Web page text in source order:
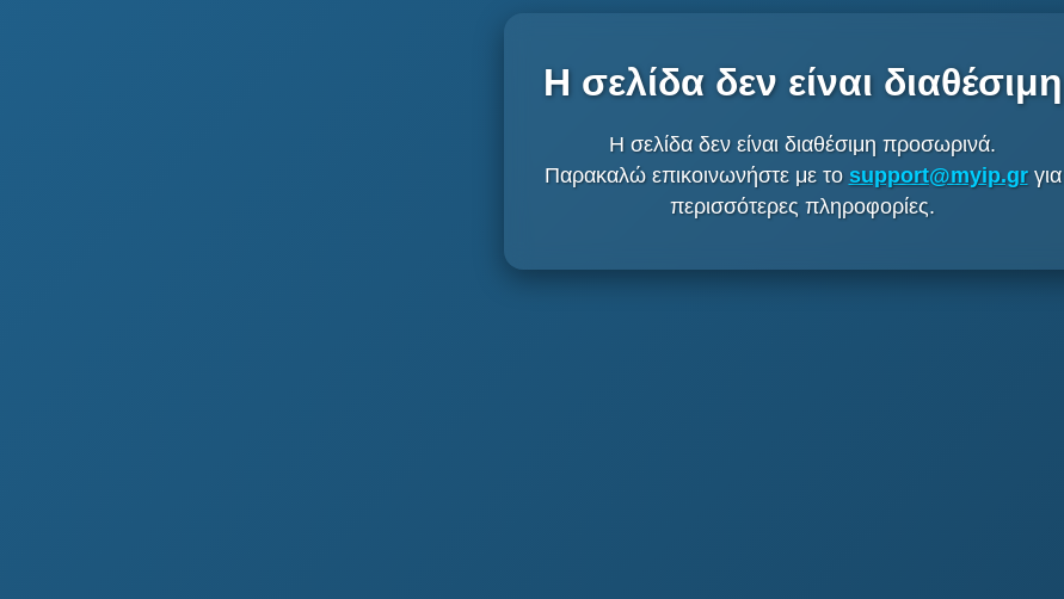
Η σελίδα δεν είναι διαθέσιμη
Η σελίδα δεν είναι διαθέσιμη προσωρινά.
Παρακαλώ επικοινωνήστε με το support@myip.grγια
περισσότερες πληροφορίες.